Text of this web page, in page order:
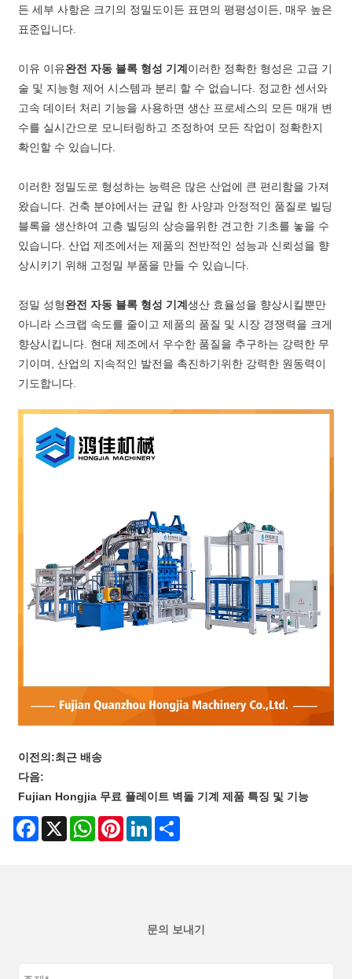
든 세부 사항은 크기의 정밀도이든 표면의 평평성이든, 매우 높은
표준입니다.
이유 이유완전 자동 블록 형성 기계 이러한 정확한 형성은 고급 기
술 및 지능형 제어 시스템과 분리 할 수 ​​없습니다. 정교한 센서와
고속 데이터 처리 기능을 사용하면 생산 프로세스의 모든 매개 변
수를 실시간으로 모니터링하고 조정하여 모든 작업이 정확한지
확인할 수 있습니다.
이러한 정밀도로 형성하는 능력은 많은 산업에 큰 편리함을 가져
왔습니다. 건축 분야에서는 균일 한 사양과 안정적인 품질로 빌딩
블록을 생산하여 고층 빌딩의 상승을위한 견고한 기초를 놓을 수
있습니다. 산업 제조에서는 제품의 전반적인 성능과 신뢰성을 향
상시키기 위해 고정밀 부품을 만들 수 있습니다.
정밀 성형완전 자동 블록 형성 기계생산 효율성을 향상시킬뿐만
아니라 스크랩 속도를 줄이고 제품의 품질 및 시장 경쟁력을 크게
향상시킵니다. 현대 제조에서 우수한 품질을 추구하는 강력한 무
기이며, 산업의 지속적인 발전을 촉진하기위한 강력한 원동력이
기도합니다.
이전의:최근 배송
다음:
Fujian Hongjia 무료 플레이트 벽돌 기계 제품 특징 및 기능
Facebook
X WhatsAppPinterestLinkedIn
문의 보내기